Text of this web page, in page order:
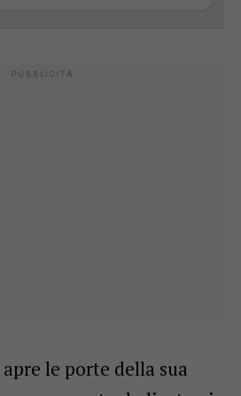
apre le porte della sua